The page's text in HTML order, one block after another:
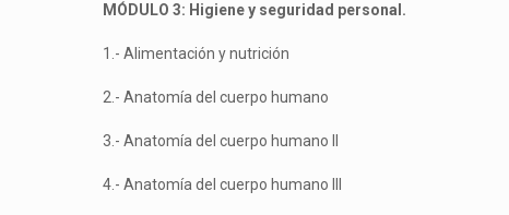
MÓDULO 3: Higiene y seguridad personal.
1.- Alimentación y nutrición
2.- Anatomía del cuerpo humano
3.- Anatomía del cuerpo humano II
4.- Anatomía del cuerpo humano III